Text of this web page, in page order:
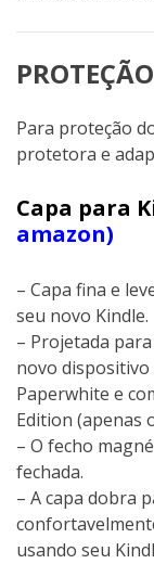
PROTEÇÃO
Para proteção
protetora e
Capa para
amazon)
– Capa fina e
seu novo Kindle.
– Projetada
novo dispositivo
Paperwhite e
Edition (apenas
– O fecho
fechada.
– A capa dobra
usando seu